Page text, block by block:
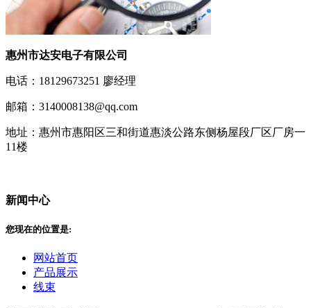
惠州市达安电子有限公司
电话：18129673251 廖经理
邮箱：3140008138@qq.com
地址：惠州市惠阳区三和街道惠淡公路东侧杨屋段厂区厂房一
11楼
新闻中心
您现在的位置是:
网站首页
产品展示
线束